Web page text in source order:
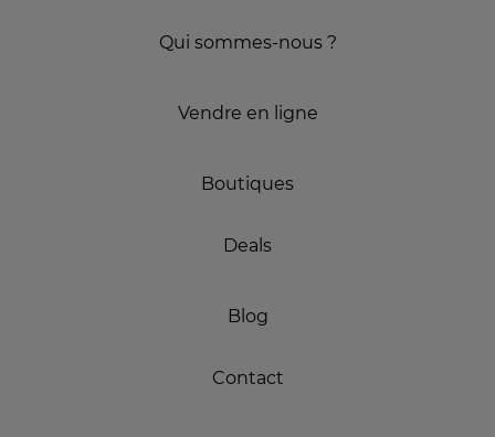
Qui sommes-nous ?
Vendre en ligne
Boutiques
Deals
Blog
Contact